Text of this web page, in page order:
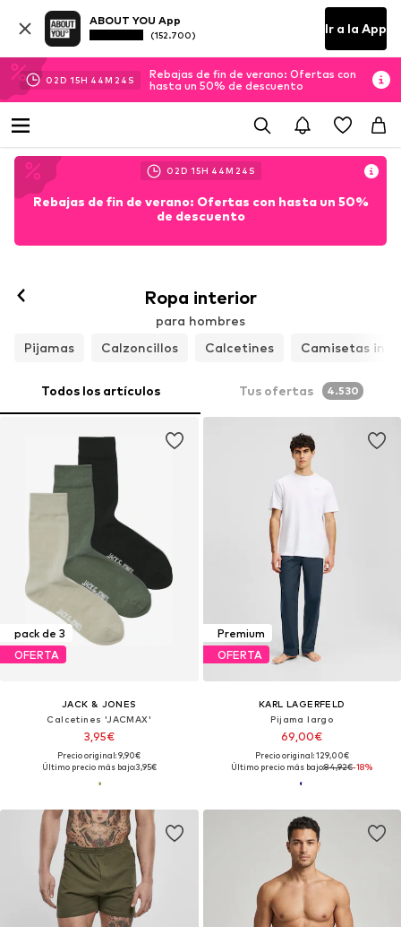
ABOUT YOU App
(152.700) Ir a la App
02D 15H 44M 22 S
Rebajas de fin de verano: Ofertas con
hasta un 50% de descuento
02D 15H 44M 22 S
Rebajas de fin de verano: Ofertas con hasta un 50%
de descuento
Ropa interior
para hombres
Pijamas
Calzoncillos Calcetines Camisetas
Todos los artículos Tus ofertas 4.530
pack de 3
OFERTA
JACK & JONES
Calcetines 'JACMAX'
3,95€
Precio original: 9,90€
Último precio más bajo:3,95€
Premium
OFERTA
KARL LAGERFELD
Pijama largo
69,00€
Precio original: 129,00€
Último precio más bajo:84,92€-18%